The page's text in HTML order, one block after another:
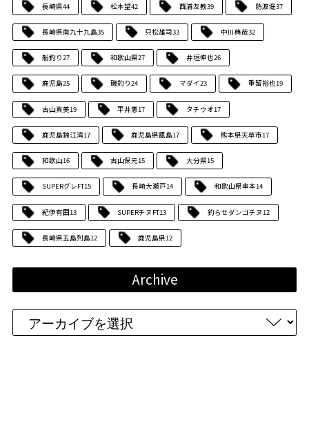
長崎県44 松本望42 西浦友教39 防波堤37
長崎県南九十九島35 只松雄司33 中川典哉32
船釣り27 和歌山県27 井垣伸也26
鹿児島25 磯釣り24 マダイ23 重留裕也19
古山真美19 平井憲17 タチウオ17
鹿児島錦江湾17 鹿児島県甑島17 熊本県天草市17
和歌山16 古山保元15 大分県15
SUPERグレFT15 長崎大瀬戸14 和歌山県串本14
紀伊有田13 SUPERチヌFT13 釣らせダンゴチヌ 12
長崎県五島列島12 鹿児島県12
Archive